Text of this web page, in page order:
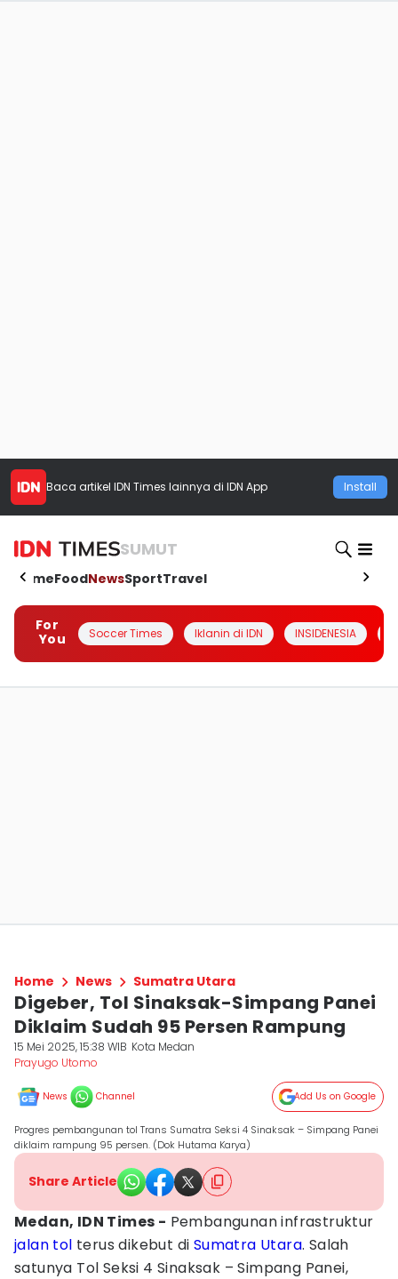
Baca artikel IDN Times lainnya di IDN App Install
SUMUT
HomeFoodNewsSportTravel
For
You
Soccer Times Iklanin di IDN INSIDENESIA
Home News Sumatra Utara
Digeber, Tol Sinaksak-Simpang Panei
Diklaim Sudah 95 Persen Rampung
15 Mei 2025, 15:38 WIB Kota Medan
Prayugo Utomo
News Channel Add Us on Google
Progres pembangunan tol Trans Sumatra Seksi 4 Sinaksak – Simpang Panei
diklaim rampung 95 persen. (Dok Hutama Karya)
Share Article
Medan, IDN Times - Pembangunan infrastruktur
jalan tol terus dikebut di Sumatra Utara. Salah
satunya Tol Seksi 4 Sinaksak – Simpang Panei,